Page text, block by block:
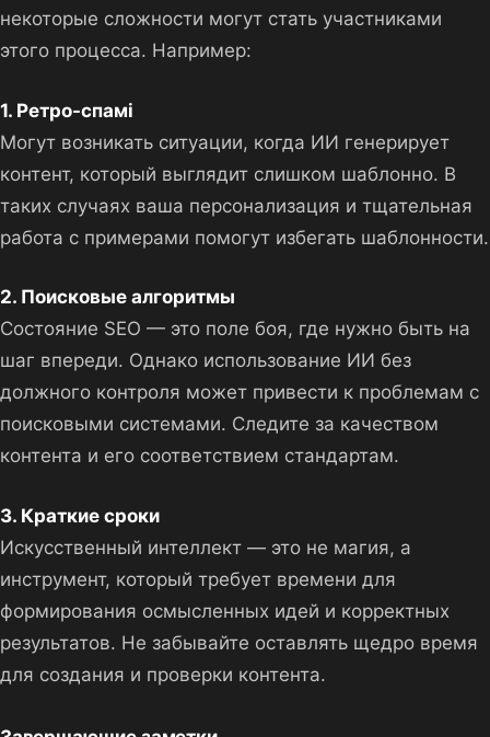
некоторые сложности могут стать участниками
этого процесса. Например:
1. Ретро-спамі
Могут возникать ситуации, когда ИИ генерирует
контент, который выглядит слишком шаблонно. В
таких случаях ваша персонализация и тщательная
работа с примерами помогут избегать шаблонности.
2. Поисковые алгоритмы
Состояние SEO — это поле боя, где нужно быть на
шаг впереди. Однако использование ИИ без
должного контроля может привести к проблемам с
поисковыми системами. Следите за качеством
контента и его соответствием стандартам.
3. Краткие сроки
Искусственный интеллект — это не магия, а
инструмент, который требует времени для
формирования осмысленных идей и корректных
результатов. Не забывайте оставлять щедро время
для создания и проверки контента.